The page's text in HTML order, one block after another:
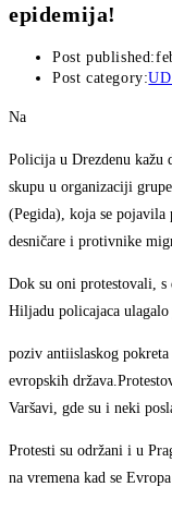
epidemija!
Post published:
Post category:
Na
Policija u Drezdenu kažu
skupu u organizaciji
(Pegida), koja se pojavila
desničare i protivnike
Dok su oni protestovali,
Hiljadu policajaca
poziv antiislaskog
evropskih
Varšavi, gde su i neki
Protesti su održani i u
na vremena kad se